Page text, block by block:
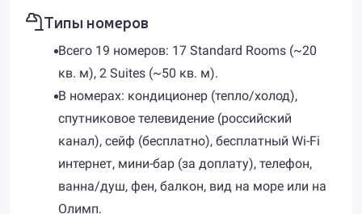
Типы номеров
Всего 19 номеров: 17 Standard Rooms (~20
кв. м), 2 Suites (~50 кв. м).
В номерах: кондиционер (тепло/холод),
спутниковое телевидение (российский
канал), сейф (бесплатно), бесплатный Wi-Fi
интернет, мини-бар (за доплату), телефон,
ванна/душ, фен, балкон, вид на море или на
Олимп.